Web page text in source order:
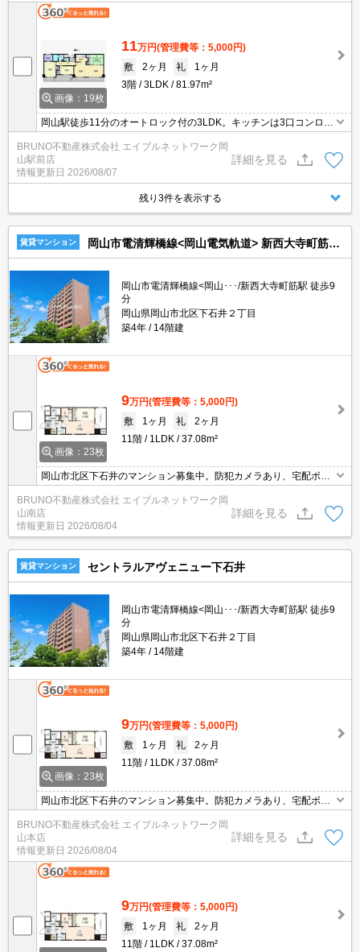
画像：19枚
11万円(管理費等：5,000円)
敷
2ヶ月 礼
1ヶ月
3階
3LDK 81.97m²
岡山駅徒歩11分のオートロック付の3LDK。キッチンは3口コンロの
グリル付。お料理が捗りますね。人気の都市ガス物件です。
BRUNO不動産株式会社 エイブルネットワーク岡
山駅前店
情報更新日 2026/08/07
詳細を見る
残り3件を表示する
賃貸マンション 岡山市電清輝橋線<岡山電気軌道> 新西大寺町筋駅 14階建 築4年
岡山市電清輝橋線<岡山･･･/新西大寺町筋駅 徒歩9
分
岡山県岡山市北区下石井２丁目
築4年
14階建
画像：23枚
9万円(管理費等：5,000円)
敷
1ヶ月 礼
2ヶ月
11階
1LDK 37.08m²
岡山市北区下石井のマンション募集中。防犯カメラあり、宅配ボッ
追い焚き機能付きバス、お気軽にお問い合わせください。
BRUNO不動産株式会社 エイブルネットワーク岡
山南店
情報更新日 2026/08/04
詳細を見る
賃貸マンション セントラルアヴェニュー下石井
岡山市電清輝橋線<岡山･･･/新西大寺町筋駅 徒歩9
分
岡山県岡山市北区下石井２丁目
築4年
14階建
画像：23枚
9万円(管理費等：5,000円)
敷
1ヶ月 礼
2ヶ月
11階
1LDK 37.08m²
岡山市北区下石井のマンション募集中。防犯カメラあり、宅配ボッ
クス付き、オートロック。インターネット無料。浴室乾燥機付き、
追い焚き機能付きバス、お気軽にお問い合わせください。
BRUNO不動産株式会社 エイブルネットワーク岡
山本店
情報更新日 2026/08/04
詳細を見る
9万円(管理費等：5,000円)
敷
1ヶ月 礼
2ヶ月
11階
1LDK 37.08m²